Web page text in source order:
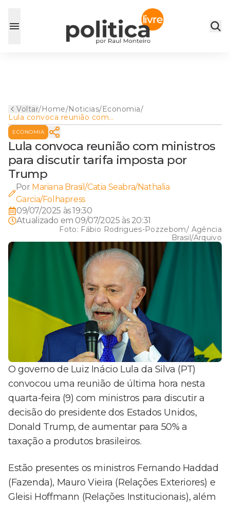
Voltar/Home/Noticias/Economia/
Lula convoca reunião com
ministros para discutir tarifa
imposta por Trump
ECONOMIA
Lula convoca reunião com ministros
para discutir tarifa imposta por
Trump
Por Mariana Brasil/Catia Seabra/Nathalia
Garcia/Folhapress
09/07/2025 às 19:30
Atualizado em 09/07/2025 às 20:31
Foto: Fábio Rodrigues-Pozzebom/ Agência
Brasil/Arquivo
O governo de Luiz Inácio Lula da Silva (PT)
convocou uma reunião de última hora nesta
quarta-feira (9) com ministros para discutir a
decisão do presidente dos Estados Unidos,
Donald Trump, de aumentar para 50% a
taxação a produtos brasileiros.
Estão presentes os ministros Fernando Haddad
(Fazenda), Mauro Vieira (Relações Exteriores) e
Gleisi Hoffmann (Relações Institucionais), além